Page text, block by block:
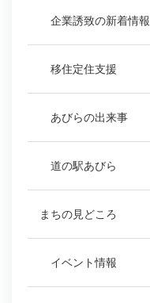
企業誘致の新着情報
移住定住支援
あびらの出来事
道の駅あびら
まちの見どころ
イベント情報